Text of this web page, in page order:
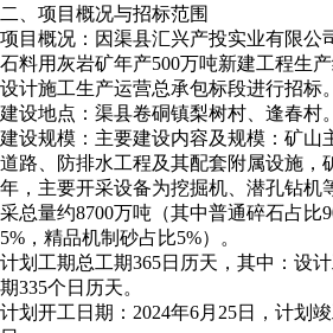
二、项目概况与招标范围
项目概况：因渠县汇兴产投实业有限公
石料用灰岩矿年产500万吨新建工程生
设计施工生产运营总承包标段进行招标。
建设地点：渠县卷硐镇梨树村、逢春村。
建设规模：主要建设内容及规模：矿山
道路、防排水工程及其配套附属设施，
年，主要开采设备为挖掘机、潜孔钻机
采总量约8700万吨（其中普通碎石占比
5%，精品机制砂占比5%）。
计划工期总工期365日历天，其中：设
期335个日历天。
计划开工日期：2024年6月25日，计划